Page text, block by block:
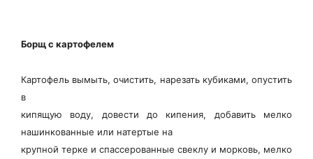
Борщ с картофелем
Картофель вымыть, очистить, нарезать кубиками, опустить
в
кипящую воду, довести до кипения, добавить мелко
нашинкованные или натертые на
крупной терке и спассерованные свеклу и морковь, мелко